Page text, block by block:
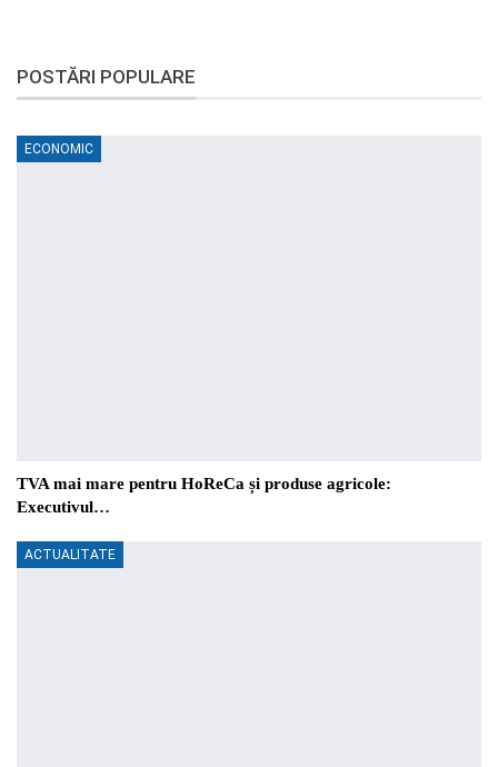
POSTĂRI POPULARE
ECONOMIC
TVA mai mare pentru HoReCa și produse agricole:
Executivul…
ACTUALITATE